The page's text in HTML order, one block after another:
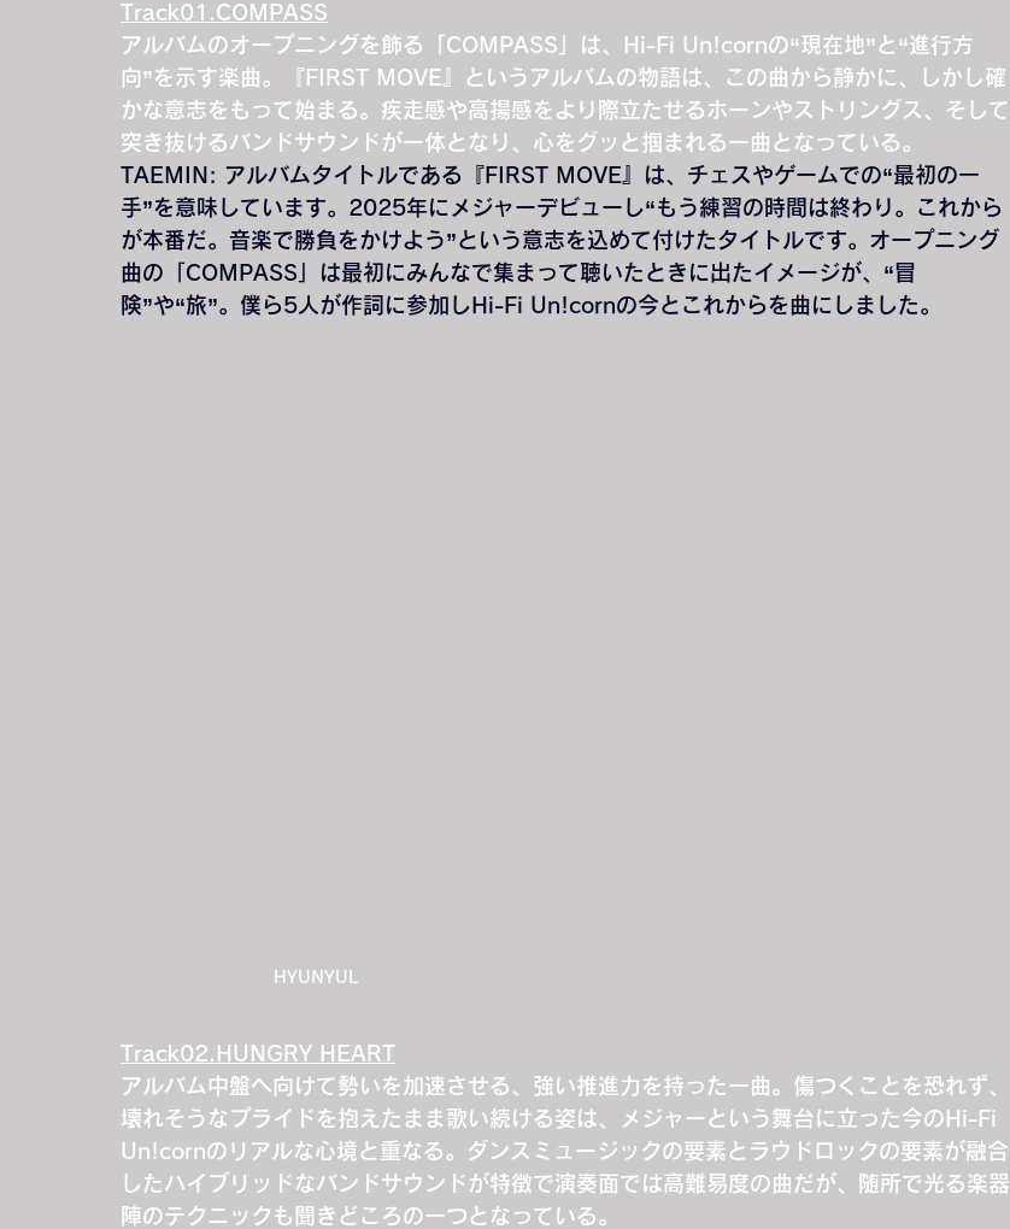
Track01.COMPASS
アルバムのオープニングを飾る「COMPASS」は、Hi-Fi Un!cornの“現在地”と“進行方
向”を示す楽曲。『FIRST MOVE』というアルバムの物語は、この曲から静かに、しかし確
かな意志をもって始まる。疾走感や高揚感をより際立たせるホーンやストリングス、そして
突き抜けるバンドサウンドが一体となり、心をグッと掴まれる一曲となっている。
TAEMIN : アルバムタイトルである『FIRST MOVE』は、チェスやゲームでの“最初の一
手”を意味しています。2025年にメジャーデビューし“もう練習の時間は終わり。これから
が本番だ。音楽で勝負をかけよう”という意志を込めて付けたタイトルです。オープニング
曲の「COMPASS」は最初にみんなで集まって聴いたときに出たイメージが、“冒
険”や“旅”。僕ら5人が作詞に参加しHi-Fi Un!cornの今とこれからを曲にしました。
HYUNYUL
Track02.HUNGRY HEART
アルバム中盤へ向けて勢いを加速させる、強い推進力を持った一曲。傷つくことを恐れず、
壊れそうなプライドを抱えたまま歌い続ける姿は、メジャーという舞台に立った今のHi-Fi
Un!cornのリアルな心境と重なる。ダンスミュージックの要素とラウドロックの要素が融合
したハイブリッドなバンドサウンドが特徴で演奏面では高難易度の曲だが、随所で光る楽器
陣のテクニックも聞きどころの一つとなっている。